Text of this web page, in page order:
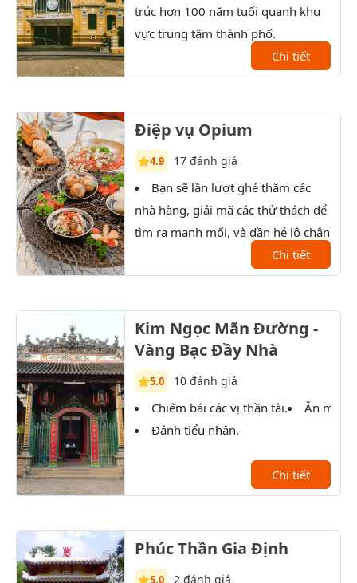
trúc hơn 100 năm tuổi quanh khu
vực trung tâm thành phố.
Chi tiết
Điệp vụ Opium
4.9 17 đánh giá
Bạn sẽ lần lượt ghé thăm các
nhà hàng, giải mã các thử thách để
tìm ra manh mối, và dần hé lộ chân
tướng của nhân vật bí ẩn.Chi tiết
Kim Ngọc Mãn Đường -
Vàng Bạc Đầy Nhà
5.0 10 đánh giá
Chiêm bái các vị thần tài.
Đánh tiểu nhân.
Ăn món
Chi tiết
Phúc Thần Gia Định
5.0 2 đánh giá